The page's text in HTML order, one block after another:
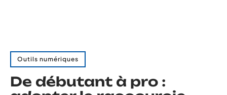
Outils numériques
De débutant à pro :